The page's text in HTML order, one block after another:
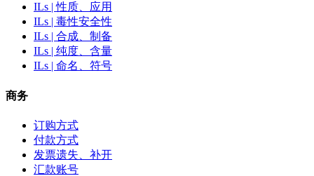
ILs | 性质、应用
ILs | 毒性安全性
ILs | 合成、制备
ILs | 纯度、含量
ILs | 命名、符号
商务
订购方式
付款方式
发票遗失、补开
汇款账号